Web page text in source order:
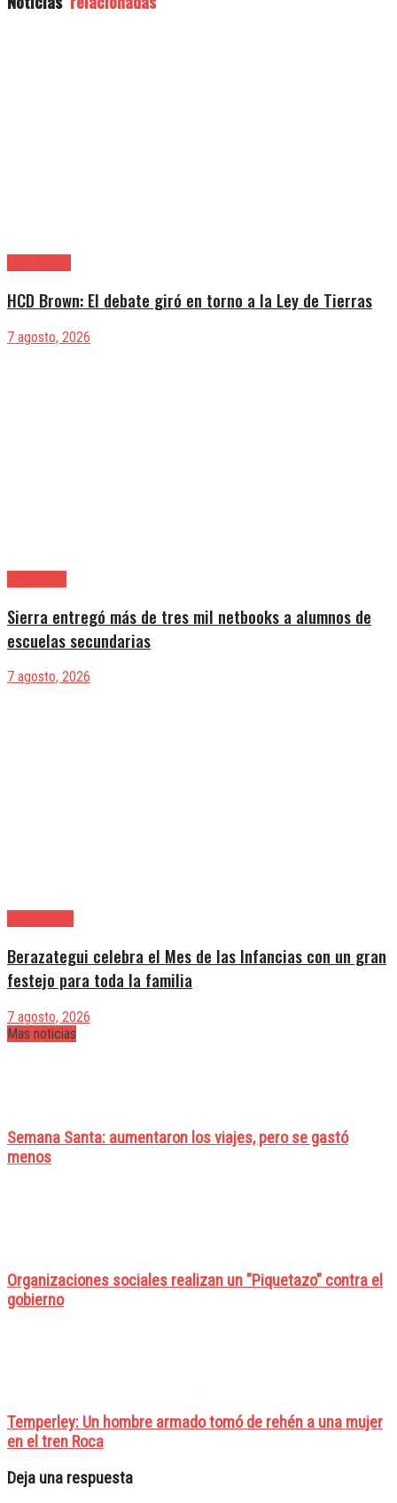
HCD Brown: El debate giró en torno a la Ley de Tierras
7 agosto, 2026
Sierra entregó más de tres mil netbooks a alumnos de
escuelas secundarias
7 agosto, 2026
Berazategui celebra el Mes de las Infancias con un gran
festejo para toda la familia
7 agosto, 2026
Mas noticias
Semana Santa: aumentaron los viajes, pero se gastó
menos
Organizaciones sociales realizan un "Piquetazo" contra el
gobierno
Temperley: Un hombre armado tomó de rehén a una mujer
en el tren Roca
Deja una respuesta